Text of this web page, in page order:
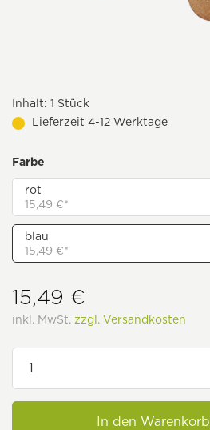
Inhalt: 1 Stück
Lieferzeit 4-12 Werktage
Farbe
rot
15,49 €*
blau
15,49 €*
15,49 €
inkl. MwSt. zzgl. Versandkosten
In den Warenkorb